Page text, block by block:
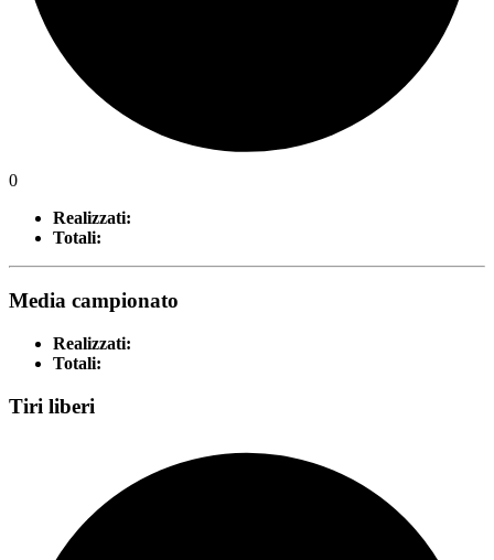
0
Realizzati:
Totali:
Media campionato
Realizzati:
Totali:
Tiri liberi